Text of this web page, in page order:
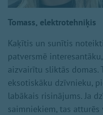
Tomass, elektrotehniķis
Kaķītis un sunītis
patversmē
aizvairītu sliktās domas.
eksotiskāku dzīvnieku,
labākais risinājums. Ja
saimniekiem, tas